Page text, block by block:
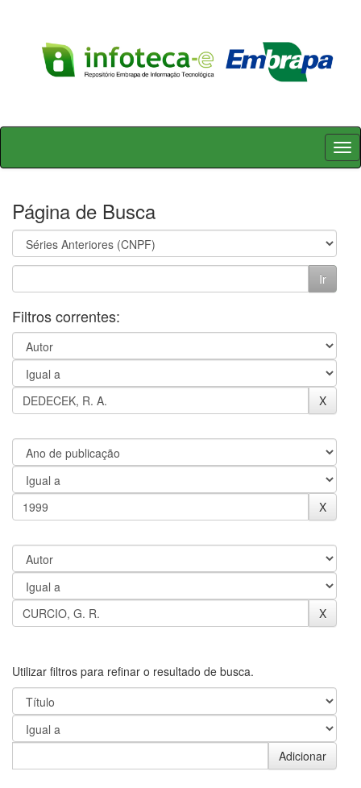
Skip
Página de Busca
Filtros correntes:
Utilizar filtros para refinar o resultado de busca.